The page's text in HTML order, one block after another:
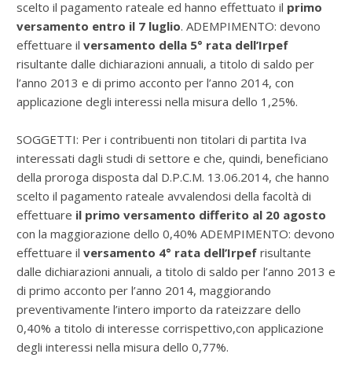
scelto il pagamento rateale ed hanno effettuato il primo
versamento entro il 7 luglio. ADEMPIMENTO: devono
effettuare il versamento della 5° rata dell’Irpef
risultante dalle dichiarazioni annuali, a titolo di saldo per
l’anno 2013 e di primo acconto per l’anno 2014, con
applicazione degli interessi nella misura dello 1,25%.
SOGGETTI: Per i contribuenti non titolari di partita Iva
interessati dagli studi di settore e che, quindi, beneficiano
della proroga disposta dal D.P.C.M. 13.06.2014, che hanno
scelto il pagamento rateale avvalendosi della facoltà di
effettuare il primo versamento differito al 20 agosto
con la maggiorazione dello 0,40% ADEMPIMENTO: devono
effettuare il versamento 4° rata dell’Irpef risultante
dalle dichiarazioni annuali, a titolo di saldo per l’anno 2013 e
di primo acconto per l’anno 2014, maggiorando
preventivamente l’intero importo da rateizzare dello
0,40% a titolo di interesse corrispettivo,con applicazione
degli interessi nella misura dello 0,77%.